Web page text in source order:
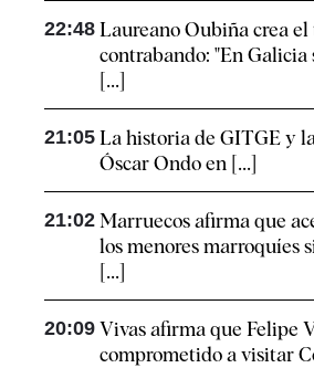
22:48 Laureano Oubiña crea
contrabando: "En Galicia
[...]
21:05 La historia de GITGE y
Óscar Ondo en [...]
21:02 Marruecos afirma que
los menores marroquíes
[...]
20:09 Vivas afirma que Felipe
comprometido a visitar